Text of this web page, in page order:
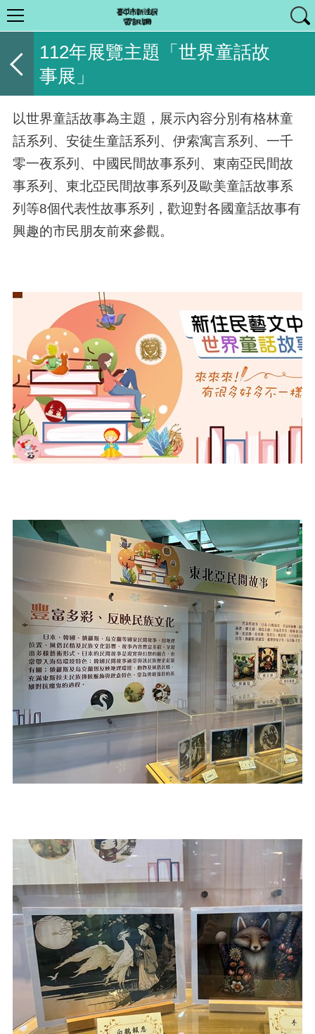
112年展覽主題「世界童話故
事展」
以世界童話故事為主題，展示內容分別有格林童
話系列、安徒生童話系列、伊索寓言系列、一千
零一夜系列、中國民間故事系列、東南亞民間故
事系列、東北亞民間故事系列及歐美童話故事系
列等8個代表性故事系列，歡迎對各國童話故事有
興趣的市民朋友前來參觀。